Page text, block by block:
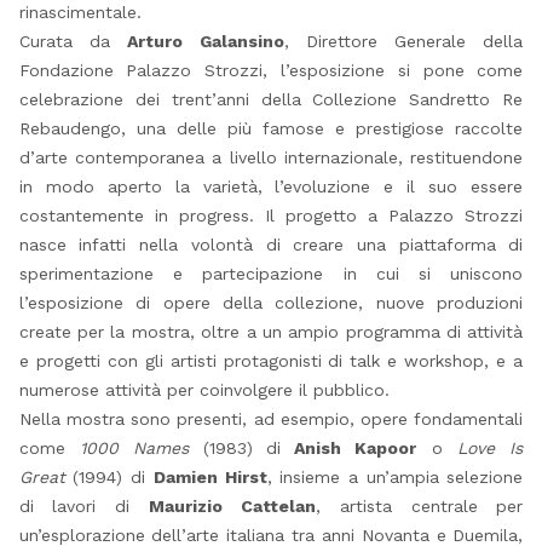
rinascimentale.
Curata daArturo Galansino, Direttore Generale della
Fondazione Palazzo Strozzi, l’esposizione si pone come
celebrazione dei trent’anni della Collezione Sandretto Re
Rebaudengo, una delle più famose e prestigiose raccolte
d’arte contemporanea a livello internazionale, restituendone
in modo aperto la varietà, l’evoluzione e il suo essere
costantemente in progress. Il progetto a Palazzo Strozzi
nasce infatti nella volontà di creare una piattaforma di
sperimentazione e partecipazione in cui si uniscono
l’esposizione di opere della collezione, nuove produzioni
create per la mostra, oltre a un ampio programma di attività
e progetti con gli artisti protagonisti di talk e workshop, e a
numerose attività per coinvolgere il pubblico.
Nella mostra sono presenti, ad esempio, opere fondamentali
come
1000 Names (1983) di Anish Kapoor o
Love Is
Great (1994) di Damien Hirst, insieme a un’ampia selezione
di lavori di Maurizio Cattelan, artista centrale per
un’esplorazione dell’arte italiana tra anni Novanta e Duemila,